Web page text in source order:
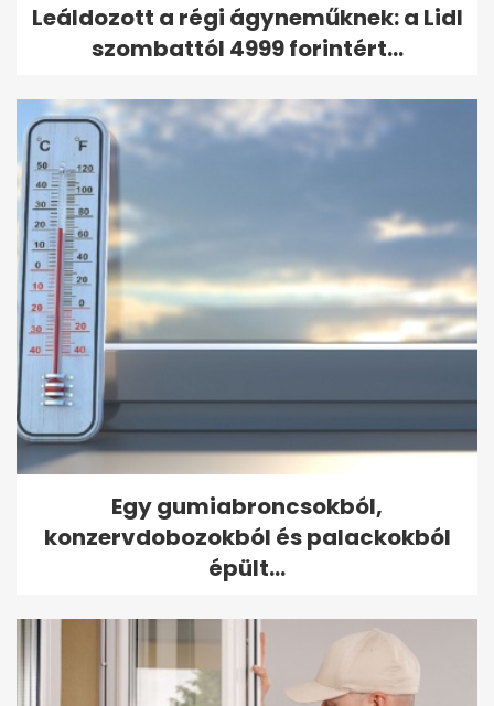
Leáldozott a régi ágyneműknek: a Lidl
szombattól 4999 forintért...
Egy gumiabroncsokból,
konzervdobozokból és palackokból
épült...